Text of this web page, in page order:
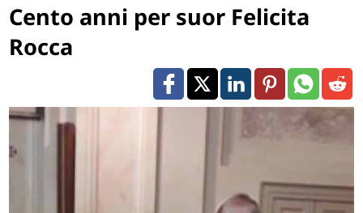
Cento anni per suor Felicita
Rocca